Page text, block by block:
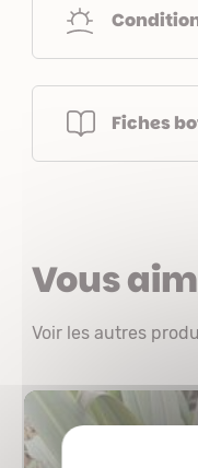
Fiches
Vous
Voir les autres